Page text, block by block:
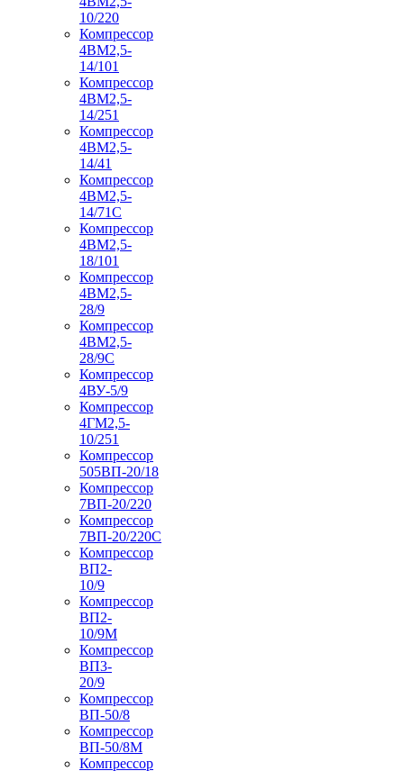
10/220
Компрессор
4ВМ2,5-
14/101
Компрессор
4ВМ2,5-
14/251
Компрессор
4ВМ2,5-
14/41
Компрессор
4ВМ2,5-
14/71C
Компрессор
4ВМ2,5-
18/101
Компрессор
4ВМ2,5-
28/9
Компрессор
4ВМ2,5-
28/9С
Компрессор
4ВУ-5/9
Компрессор
4ГМ2,5-
10/251
Компрессор
505ВП-20/18
Компрессор
7ВП-20/220
Компрессор
7ВП-20/220С
Компрессор
ВП2-
10/9
Компрессор
ВП2-
10/9М
Компрессор
ВП3-
20/9
Компрессор
ВП-50/8
Компрессор
ВП-50/8М
Компрессор